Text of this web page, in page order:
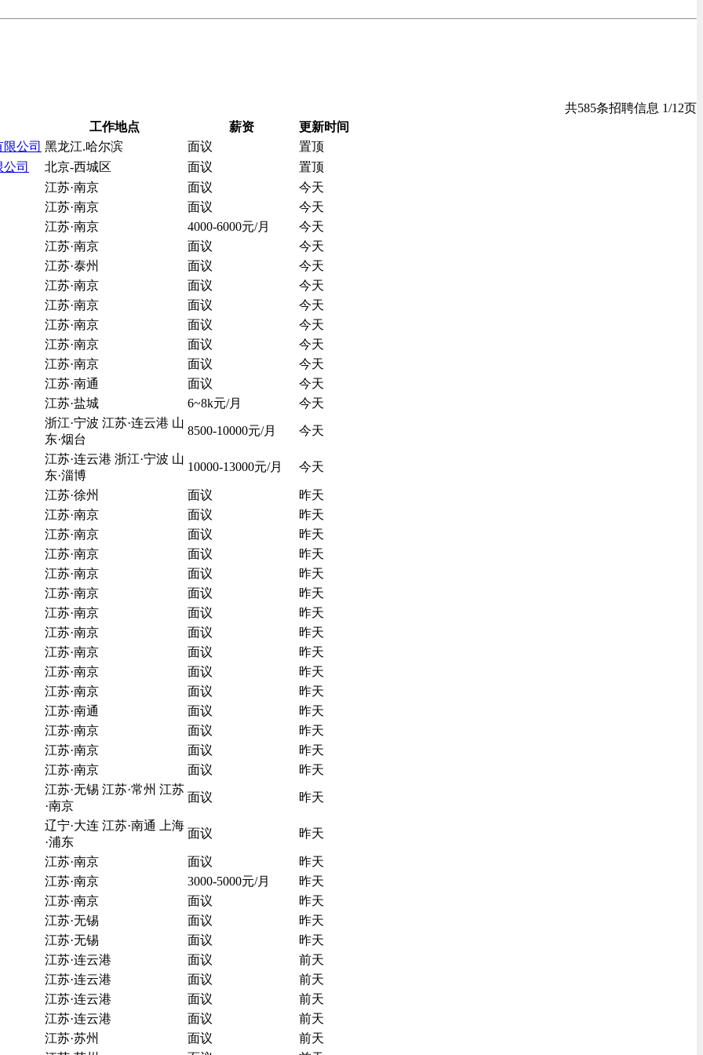
共585条招聘信息 1/12页
工作地点 薪资
更新时间
公司 黑龙江.哈尔滨 面议
置顶
司 北京-西城区 面议
置顶
江苏·南京
面议
今天
江苏·南京
面议
今天
江苏·南京
4000-6000元/月
今天
江苏·南京
面议
今天
江苏·泰州
面议
今天
江苏·南京
面议
今天
江苏·南京
面议
今天
江苏·南京
面议
今天
江苏·南京
面议
今天
江苏·南京
面议
今天
江苏·南通
面议
今天
江苏·盐城
6~8k元/月
今天
浙江·宁波 江苏·连云港 山
东·烟台
8500-10000元/月 今天
江苏·连云港 浙江·宁波 山
东·淄博
10000-13000元/月 今天
江苏·徐州 面议
昨天
江苏·南京
面议
昨天
江苏·南京
面议
昨天
江苏·南京
面议
昨天
江苏·南京
面议
昨天
江苏·南京
面议
昨天
江苏·南京
面议
昨天
江苏·南京
面议
昨天
江苏·南京
面议
昨天
江苏·南京
面议
昨天
江苏·南京
面议
昨天
江苏·南通
面议
昨天
江苏·南京
面议
昨天
江苏·南京
面议
昨天
江苏·南京
面议
昨天
江苏·无锡 江苏·常州 江苏
·南京
面议 昨天
辽宁·大连 江苏·南通 上海
·浦东
面议 昨天
江苏·南京 面议
昨天
江苏·南京
3000-5000元/月
昨天
江苏·南京
面议
昨天
江苏·无锡
面议
昨天
江苏·无锡
面议
昨天
江苏·连云港
面议
前天
江苏·连云港
面议
前天
江苏·连云港
面议
前天
江苏·连云港
面议
前天
江苏·苏州
面议
前天